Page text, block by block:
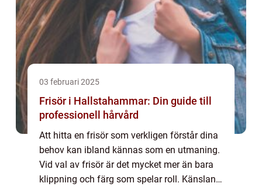
03 februari 2025
Frisör i Hallstahammar: Din guide till
professionell hårvård
Att hitta en frisör som verkligen förstår dina
behov kan ibland kännas som en utmaning.
Vid val av frisör är det mycket mer än bara
klippning och färg som spelar roll. Känslan